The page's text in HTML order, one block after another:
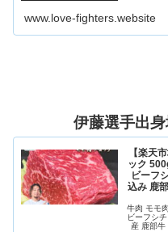
www.love-fighters.website
伊藤選手出身
【楽天
ック
ビーフ
込み 鹿
牛肉 モモ
ビーフシ
産 鹿部牛